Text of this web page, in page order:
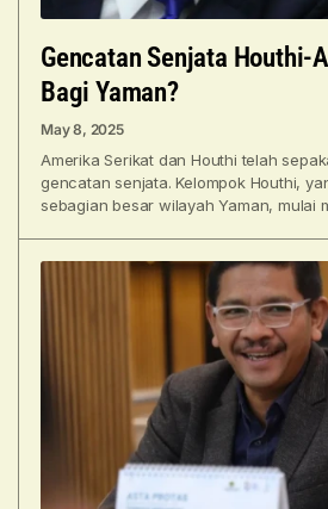
Gencatan Senjata Houthi-
Bagi Yaman?
May 8, 2025
Amerika Serikat dan Houthi telah
gencatan senjata. Kelompok Houthi,
sebagian besar wilayah Yaman, mulai